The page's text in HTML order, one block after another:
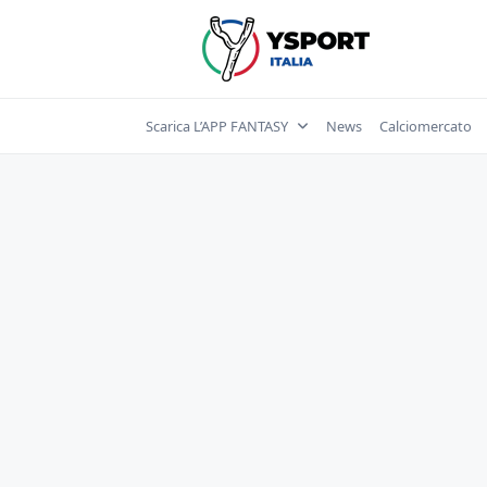
Scarica L’APP FANTASY News Calciomercato